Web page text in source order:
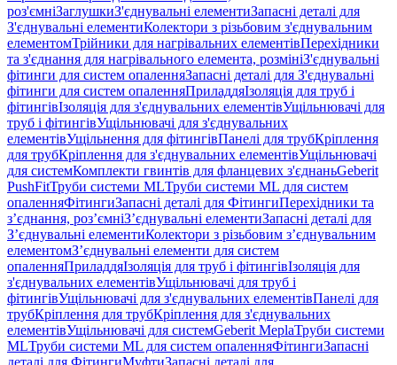
роз'ємніЗаглушкиЗ'єднувальні елементиЗапасні деталі для
З'єднувальні елементиКолектори з різьбовим з'єднувальним
елементомТрійники для нагрівальних елементівПерехідники
та з'єднання для нагрівального елемента, розмініЗ'єднувальні
фітинги для систем опаленняЗапасні деталі для З'єднувальні
фітинги для систем опаленняПриладдяІзоляція для труб і
фітингівІзоляція для з'єднувальних елементівУщільнювачі для
труб і фітингівУщільнювачі для з'єднувальних
елементівУщільнення для фітингівПанелі для трубКріплення
для трубКріплення для з'єднувальних елементівУщільнювачі
для системКомплекти гвинтів для фланцевих з'єднаньGeberit
PushFitТруби системи MLТруби системи ML для систем
опаленняФітингиЗапасні деталі для ФітингиПерехідники та
з’єднання, роз’ємніЗ’єднувальні елементиЗапасні деталі для
З’єднувальні елементиКолектори з різьбовим з’єднувальним
елементомЗ’єднувальні елементи для систем
опаленняПриладдяІзоляція для труб і фітингівІзоляція для
з'єднувальних елементівУщільнювачі для труб і
фітингівУщільнювачі для з'єднувальних елементівПанелі для
трубКріплення для трубКріплення для з'єднувальних
елементівУщільнювачі для системGeberit MeplaТруби системи
MLТруби системи ML для систем опаленняФітингиЗапасні
деталі для ФітингиМуфтиЗапасні деталі для